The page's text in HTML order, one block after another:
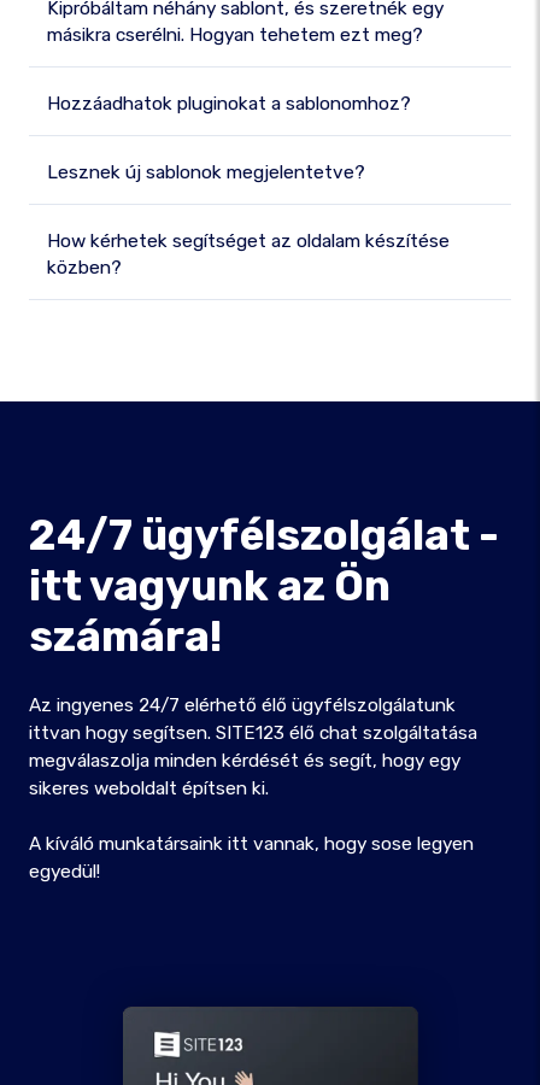
Kipróbáltam néhány sablont, és szeretnék egy
másikra cserélni. Hogyan tehetem ezt meg?
Hozzáadhatok pluginokat a sablonomhoz?
Lesznek új sablonok megjelentetve?
How kérhetek segítséget az oldalam készítése
közben?
24/7 ügyfélszolgálat -
itt vagyunk az Ön
számára!
Az ingyenes 24/7 elérhető élő ügyfélszolgálatunk
ittvan hogy segítsen. SITE123 élő chat szolgáltatása
megválaszolja minden kérdését és segít, hogy egy
sikeres weboldalt építsen ki.
A kíváló munkatársaink itt vannak, hogy sose legyen
egyedül!